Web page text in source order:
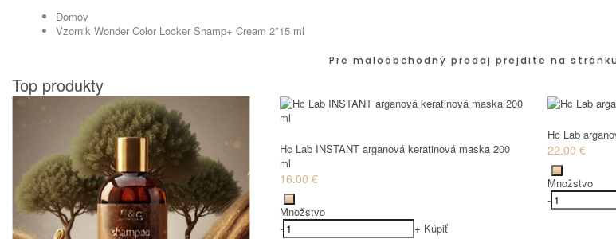
Domov
Vzornik Wonder Color Locker Shamp+ Cream 2*15 ml
Pre maloobchodný predaj prejdite na stránku
Top produkty
Hc Lab INSTANT arganová keratinová maska 200
ml
16.00 €
Množstvo
-
+ Kúpiť
Hc Lab
22.00 €
Množstvo
-